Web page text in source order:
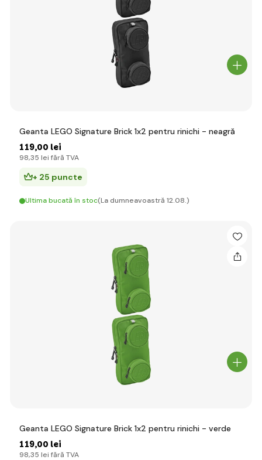
Geanta LEGO Signature Brick 1x2 pentru rinichi - neagră
119,00 lei
98,35 lei fără TVA
+ 25 puncte
Ultima bucată în stoc(La dumneavoastră 12.08.)
Geanta LEGO Signature Brick 1x2 pentru rinichi - verde
119,00 lei
98,35 lei fără TVA